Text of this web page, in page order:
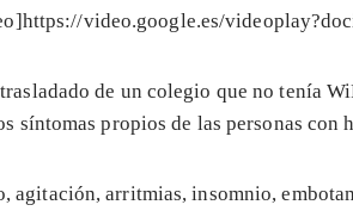
video.google.es/
de un colegio que no tenía
síntomas propios de las personas
agitación, arritmias, insomnio,